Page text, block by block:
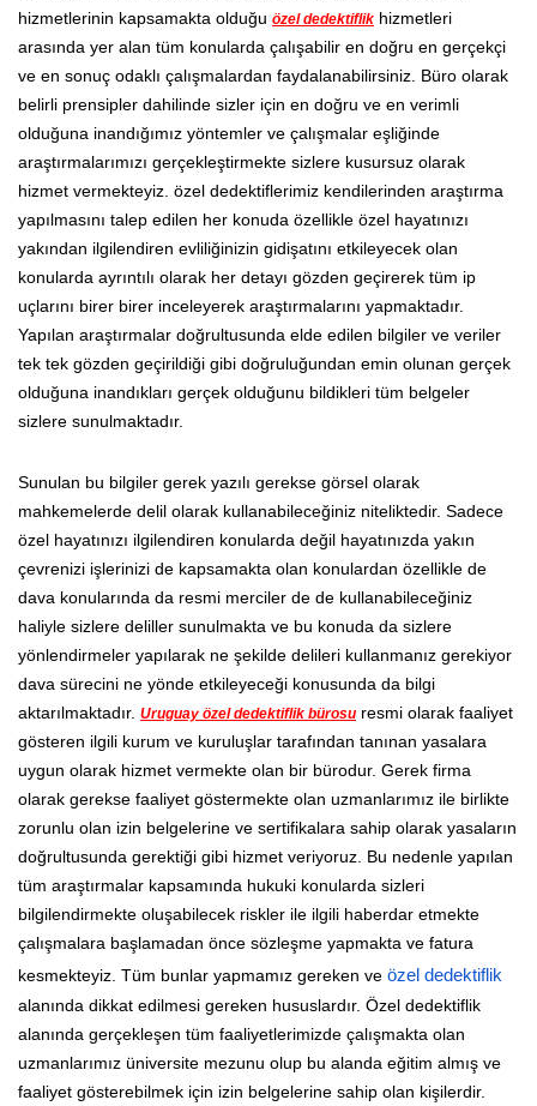
hizmetlerinin kapsamakta olduğu özel dedektiflik hizmetleri
arasında yer alan tüm konularda çalışabilir en doğru en gerçekçi
ve en sonuç odaklı çalışmalardan faydalanabilirsiniz. Büro olarak
belirli prensipler dahilinde sizler için en doğru ve en verimli
olduğuna inandığımız yöntemler ve çalışmalar eşliğinde
araştırmalarımızı gerçekleştirmekte sizlere kusursuz olarak
hizmet vermekteyiz. özel dedektiflerimiz kendilerinden araştırma
yapılmasını talep edilen her konuda özellikle özel hayatınızı
yakından ilgilendiren evliliğinizin gidişatını etkileyecek olan
konularda ayrıntılı olarak her detayı gözden geçirerek tüm ip
uçlarını birer birer inceleyerek araştırmalarını yapmaktadır.
Yapılan araştırmalar doğrultusunda elde edilen bilgiler ve veriler
tek tek gözden geçirildiği gibi doğruluğundan emin olunan gerçek
olduğuna inandıkları gerçek olduğunu bildikleri tüm belgeler
sizlere sunulmaktadır.
Sunulan bu bilgiler gerek yazılı gerekse görsel olarak
mahkemelerde delil olarak kullanabileceğiniz niteliktedir. Sadece
özel hayatınızı ilgilendiren konularda değil hayatınızda yakın
çevrenizi işlerinizi de kapsamakta olan konulardan özellikle de
dava konularında da resmi merciler de de kullanabileceğiniz
haliyle sizlere deliller sunulmakta ve bu konuda da sizlere
yönlendirmeler yapılarak ne şekilde delileri kullanmanız gerekiyor
dava sürecini ne yönde etkileyeceği konusunda da bilgi
aktarılmaktadır. Uruguay özel dedektiflik bürosu resmi olarak faaliyet
gösteren ilgili kurum ve kuruluşlar tarafından tanınan yasalara
uygun olarak hizmet vermekte olan bir bürodur. Gerek firma
olarak gerekse faaliyet göstermekte olan uzmanlarımız ile birlikte
zorunlu olan izin belgelerine ve sertifikalara sahip olarak yasaların
doğrultusunda gerektiği gibi hizmet veriyoruz. Bu nedenle yapılan
tüm araştırmalar kapsamında hukuki konularda sizleri
bilgilendirmekte oluşabilecek riskler ile ilgili haberdar etmekte
çalışmalara başlamadan önce sözleşme yapmakta ve fatura
kesmekteyiz. Tüm bunlar yapmamız gereken ve özel dedektiflik
alanında dikkat edilmesi gereken hususlardır. Özel dedektiflik
alanında gerçekleşen tüm faaliyetlerimizde çalışmakta olan
uzmanlarımız üniversite mezunu olup bu alanda eğitim almış ve
faaliyet gösterebilmek için izin belgelerine sahip olan kişilerdir.